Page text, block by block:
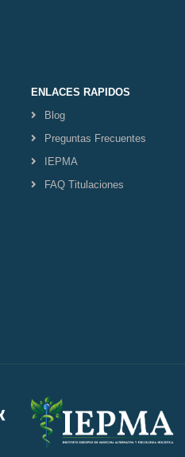
ENLACES RAPIDOS
Blog
Preguntas Frecuentes
IEPMA
FAQ Titulaciones